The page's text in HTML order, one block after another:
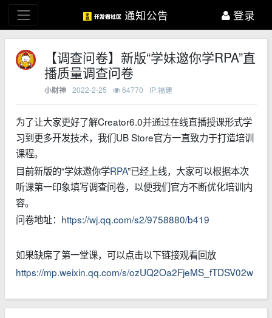
通知公告 登录
【调查问卷】新版“学妹邀你学RPA”直
播质量调查问卷
小财神 2022-2-25 64770 IP:福建
为了让大家更好了解Creator6.0并通过在线直播授课形式学
习到更多开发技术，我们UB Store官方一直致力于打造培训
课程。
目前新版的“学妹邀你学RPA”已经上线，大家可以根据本次
听课第一印象填写调查问卷，以便我们官方不断优化培训内
容。
问卷地址： https://wj.qq.com/s2/9758880/b419
如果缺席了第一堂课，可以点击以下链接观看回放
https://mp.weixin.qq.com/s/ozUQ2Oa2FjeMS_fTDSV02w